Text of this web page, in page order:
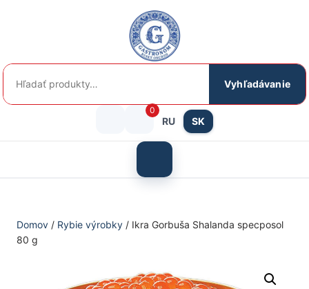
Hľadať:
Vyhľadávanie
Prihlásenie
košík
0
RU SK
menu
Domov / Rybie výrobky / Ikra Gorbuša Shalanda specposol
80 g